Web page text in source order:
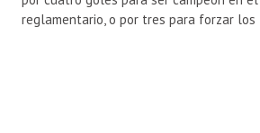
reglamentario, o por tres para forzar los